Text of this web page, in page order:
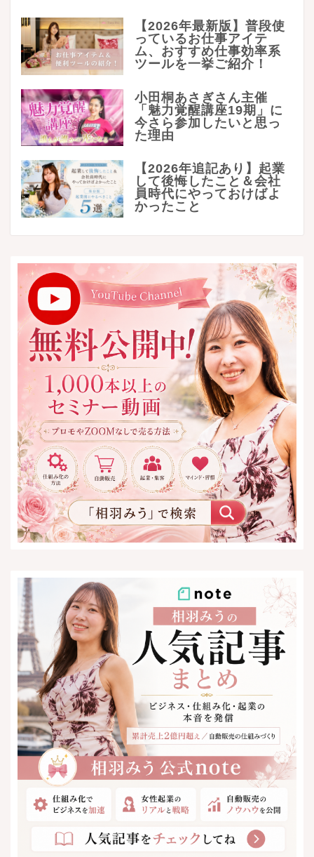
【2026年最新版】普段使
っているお仕事アイテ
ム、おすすめ仕事効率系
ツールを一挙ご紹介！
小田桐あさぎさん主催
「魅力覚醒講座19期」に
今さら参加したいと思っ
た理由
【2026年追記あり】起業
して後悔したこと＆会社
員時代にやっておけばよ
かったこと